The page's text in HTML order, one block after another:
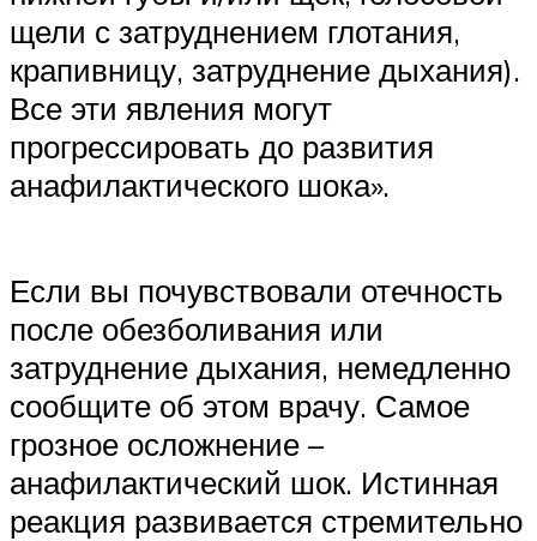
щели с затруднением глотания,
крапивницу, затруднение дыхания).
Все эти явления могут
прогрессировать до развития
анафилактического шока».
Если вы почувствовали отечность
после обезболивания или
затруднение дыхания, немедленно
сообщите об этом врачу. Самое
грозное осложнение –
анафилактический шок. Истинная
реакция развивается стремительно